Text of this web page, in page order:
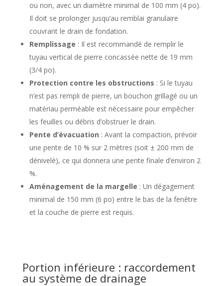
ou non, avec un diamètre minimal de 100 mm (4 po).
Il doit se prolonger jusqu’au remblai granulaire
couvrant le drain de fondation.
Remplissage : Il est recommandé de remplir le
tuyau vertical de pierre concassée nette de 19 mm
(3/4 po).
Protection contre les obstructions : Si le tuyau
n’est pas rempli de pierre, un bouchon grillagé ou un
matériau perméable est nécessaire pour empêcher
les feuilles ou débris d’obstruer le drain.
Pente d’évacuation : Avant la compaction, prévoir
une pente de 10 % sur 2 mètres (soit ± 200 mm de
dénivelé), ce qui donnera une pente finale d’environ 2
%.
Aménagement de la margelle : Un dégagement
minimal de 150 mm (6 po) entre le bas de la fenêtre
et la couche de pierre est requis.
Portion inférieure : raccordement
au système de drainage